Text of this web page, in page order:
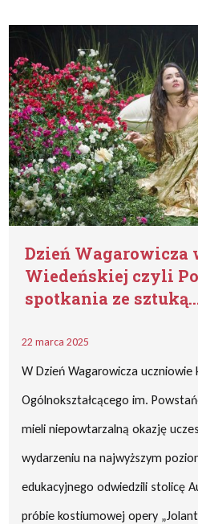
Dzień Wagarowicza
Wiedeńskiej czyli
spotkania ze
22 marca 2025
W Dzień Wagarowicza uczniowie
Ogólnokształcącego im.
mieli niepowtarzalną okazję
wydarzeniu na najwyższym
edukacyjnego odwiedzili stolicę
próbie kostiumowej opery